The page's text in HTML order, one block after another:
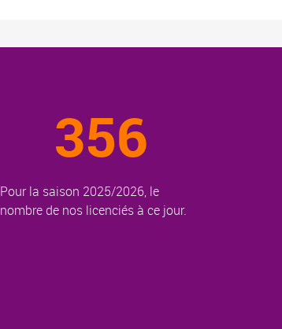
356
Pour la saison 2025/2026, le
nombre de nos licenciés à ce jour.